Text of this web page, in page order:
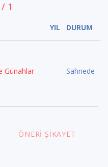
1
YIL DURUM
Günahlar - Sahnede
ÖNERI ŞIKAYET